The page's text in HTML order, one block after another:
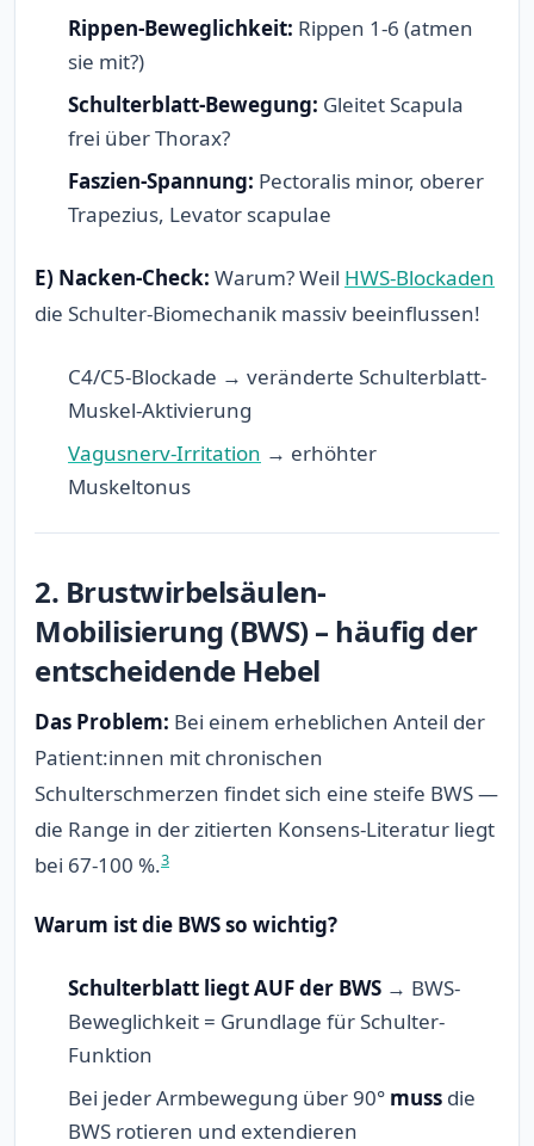
Rippen-Beweglichkeit: Rippen 1-6 (atmen
sie mit?)
Schulterblatt-Bewegung: Gleitet Scapula
frei über Thorax?
Faszien-Spannung: Pectoralis minor, oberer
Trapezius, Levator scapulae
E) Nacken-Check: Warum? Weil HWS-Blockaden
die Schulter-Biomechanik massiv beeinflussen!
C4/C5-Blockade → veränderte Schulterblatt-
Muskel-Aktivierung
Vagusnerv-Irritation → erhöhter
Muskeltonus
2. Brustwirbelsäulen-
Mobilisierung (BWS) – häufig der
entscheidende Hebel
Das Problem: Bei einem erheblichen Anteil der
Patient:innen mit chronischen
Schulterschmerzen findet sich eine steife BWS —
die Range in der zitierten Konsens-Literatur liegt
bei 67-100 %.3
Warum ist die BWS so wichtig?
Schulterblatt liegt AUF der BWS → BWS-
Beweglichkeit = Grundlage für Schulter-
Funktion
Bei jeder Armbewegung über 90° muss die
BWS rotieren und extendieren